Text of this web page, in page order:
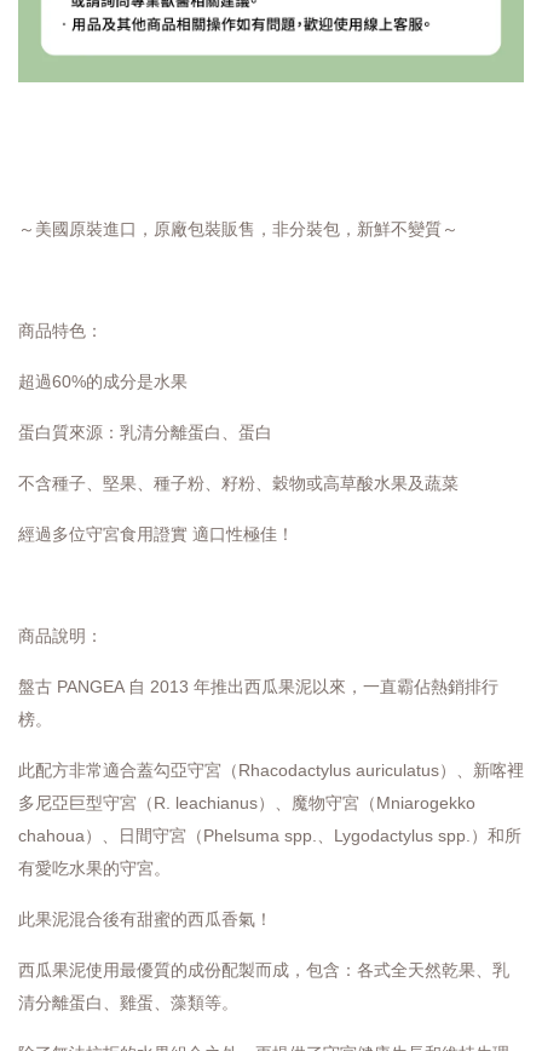
～美國原裝進口，原廠包裝販售，非分裝包，新鮮不變質～
商品特色：
超過60%的成分是水果
蛋白質來源：乳清分離蛋白、蛋白
不含種子、堅果、種子粉、籽粉、穀物或高草酸水果及蔬菜
經過多位守宮食用證實 適口性極佳！
商品說明：
盤古 PANGEA 自 2013 年推出西瓜果泥以來，一直霸佔熱銷排行
榜。
此配方非常適合蓋勾亞守宮（Rhacodactylus auriculatus）、新喀裡
多尼亞巨型守宮（R. leachianus）、魔物守宮（Mniarogekko
chahoua）、日間守宮（Phelsuma spp.、Lygodactylus spp.）和所
有愛吃水果的守宮。
此果泥混合後有甜蜜的西瓜香氣！
西瓜果泥使用最優質的成份配製而成，包含：各式全天然乾果、乳
清分離蛋白、雞蛋、藻類等。